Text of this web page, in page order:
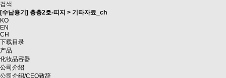
검색
[수납용기] 층층2호-띠지 > 기타자료_ch
KO
EN
CH
下载目录
产品
化妆品容器
公司介绍
公司介绍/CEO致辞